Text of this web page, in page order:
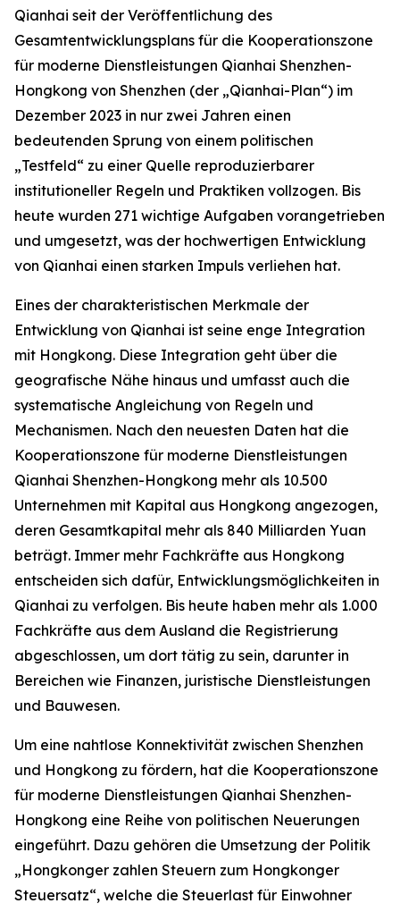
Qianhai seit der Veröffentlichung des
Gesamtentwicklungsplans für die Kooperationszone
für moderne Dienstleistungen Qianhai Shenzhen-
Hongkong von Shenzhen (der „Qianhai-Plan“) im
Dezember 2023 in nur zwei Jahren einen
bedeutenden Sprung von einem politischen
„Testfeld“ zu einer Quelle reproduzierbarer
institutioneller Regeln und Praktiken vollzogen. Bis
heute wurden 271 wichtige Aufgaben vorangetrieben
und umgesetzt, was der hochwertigen Entwicklung
von Qianhai einen starken Impuls verliehen hat.
Eines der charakteristischen Merkmale der
Entwicklung von Qianhai ist seine enge Integration
mit Hongkong. Diese Integration geht über die
geografische Nähe hinaus und umfasst auch die
systematische Angleichung von Regeln und
Mechanismen. Nach den neuesten Daten hat die
Kooperationszone für moderne Dienstleistungen
Qianhai Shenzhen-Hongkong mehr als 10.500
Unternehmen mit Kapital aus Hongkong angezogen,
deren Gesamtkapital mehr als 840 Milliarden Yuan
beträgt. Immer mehr Fachkräfte aus Hongkong
entscheiden sich dafür, Entwicklungsmöglichkeiten in
Qianhai zu verfolgen. Bis heute haben mehr als 1.000
Fachkräfte aus dem Ausland die Registrierung
abgeschlossen, um dort tätig zu sein, darunter in
Bereichen wie Finanzen, juristische Dienstleistungen
und Bauwesen.
Um eine nahtlose Konnektivität zwischen Shenzhen
und Hongkong zu fördern, hat die Kooperationszone
für moderne Dienstleistungen Qianhai Shenzhen-
Hongkong eine Reihe von politischen Neuerungen
eingeführt. Dazu gehören die Umsetzung der Politik
„Hongkonger zahlen Steuern zum Hongkonger
Steuersatz“, welche die Steuerlast für Einwohner